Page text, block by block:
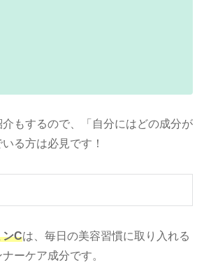
もするので、「自分にはどの成分が
る方は必見です！
ンCは、毎日の美容習慣に取り入れる
ーケア成分です。